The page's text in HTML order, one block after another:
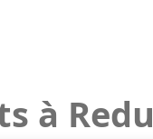
à Redu